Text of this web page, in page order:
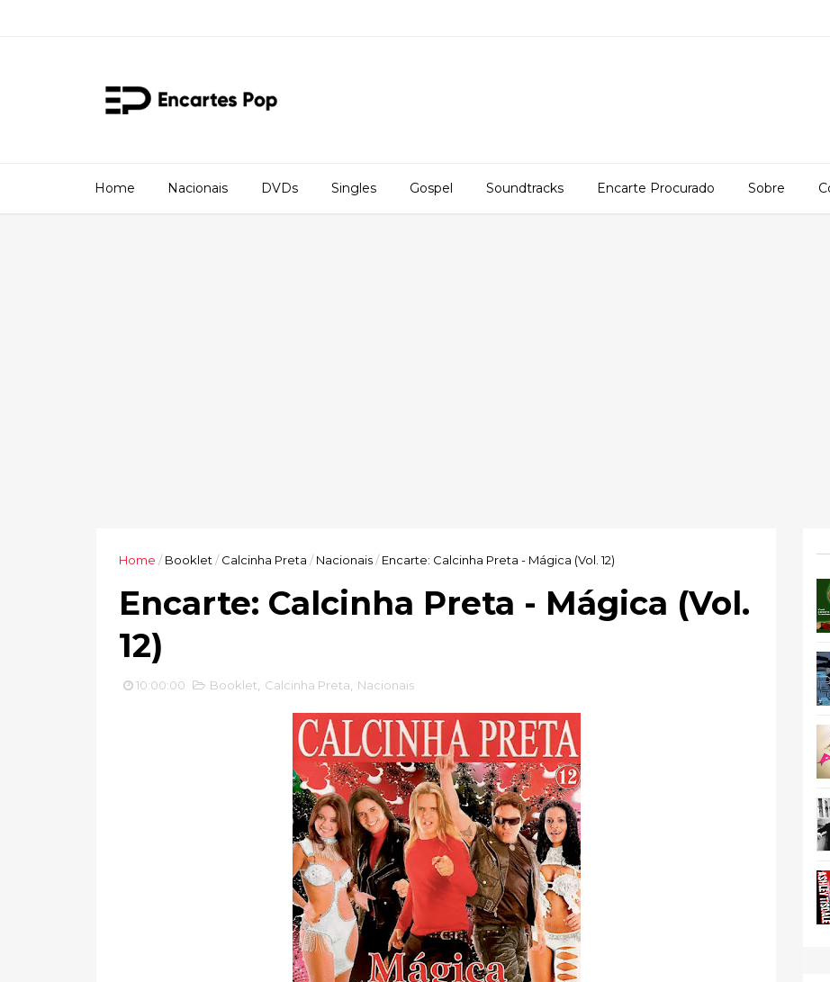
Home Nacionais DVDs Singles Gospel Soundtracks Encarte Procurado Sobre
Home / Booklet / Calcinha Preta / Nacionais/ Encarte: Calcinha Preta - Mágica (Vol. 12)
Encarte: Calcinha Preta - Mágica (Vol.
12)
10:00:00 Booklet Calcinha Preta Nacionais